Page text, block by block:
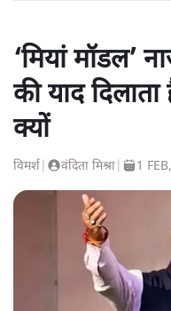
‘मियां मॉडल’
की याद
क्यों
विमर्श वंदिता मिश्रा 1